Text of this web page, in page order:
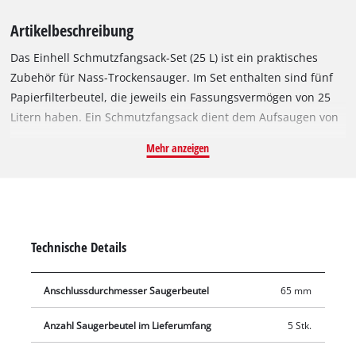
Artikelbeschreibung
Das Einhell Schmutzfangsack-Set (25 L) ist ein praktisches
Zubehör für Nass-Trockensauger. Im Set enthalten sind fünf
Papierfilterbeutel, die jeweils ein Fassungsvermögen von 25
Litern haben. Ein Schmutzfangsack dient dem Aufsaugen von
integrierte Faltenfilter länger frei und die Saugleistung länger
Fangbehälter eingesetzt und der Saugstutzen wird mit der
Öffnung des Saugerbeutels (Ø 65 mm) verbunden.
Mehr anzeigen
Technische Details
Anschlussdurchmesser Saugerbeutel 65 mm
Anzahl Saugerbeutel im Lieferumfang 5 Stk.